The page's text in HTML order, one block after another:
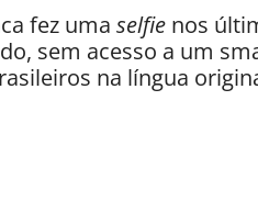
fez uma selfie nos
sem acesso a um
na língua